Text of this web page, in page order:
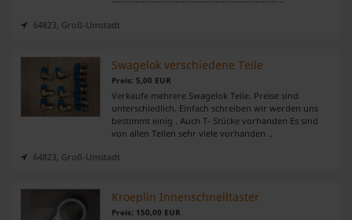
64823, Groß-Umstadt
Swagelok verschiedene Teile
Preis: 5,00 EUR
Verkaufe mehrere Swagelok Teile. Preise sind
unterschiedlich. Einfach schreiben wir werden uns
bestimmt einig . Auch T- Stücke vorhanden Es sind
von allen Teilen sehr viele vorhanden ..
64823, Groß-Umstadt
Kroeplin Innenschnelltaster
Preis: 150,00 EUR